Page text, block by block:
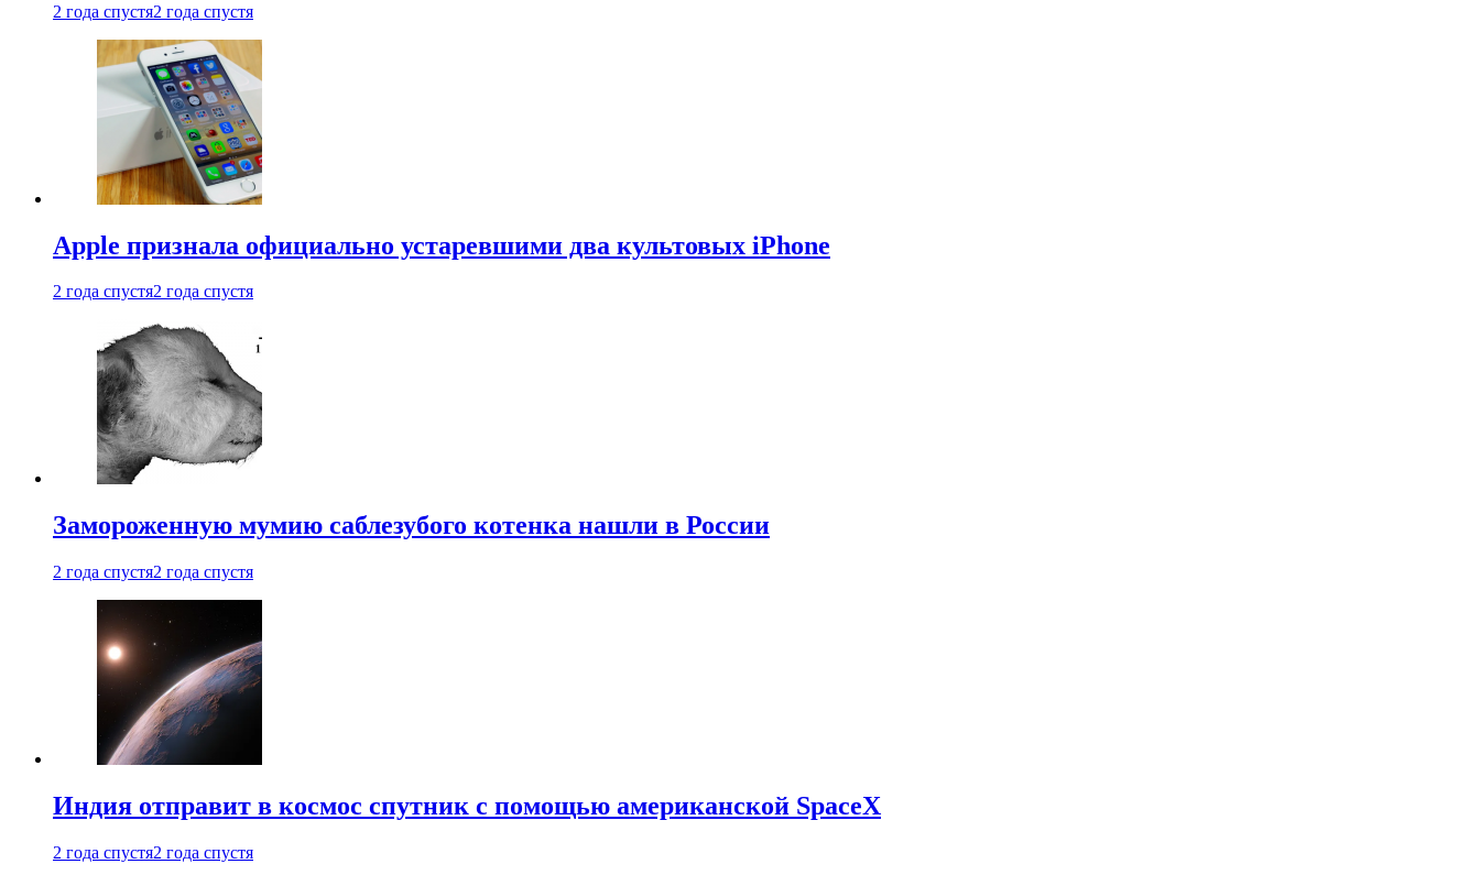
2 года спустя2 года спустя
Apple признала официально устаревшими два культовых iPhone
2 года спустя2 года спустя
Замороженную мумию саблезубого котенка нашли в России
2 года спустя2 года спустя
Индия отправит в космос спутник с помощью американской SpaceX
2 года спустя2 года спустя